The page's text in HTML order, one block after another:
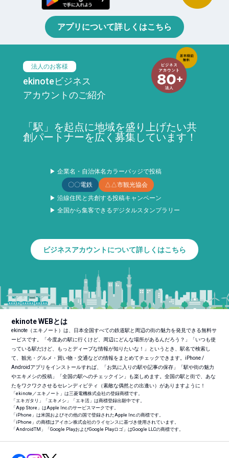
アプリについて詳しくはこちら
法人のお客様
ekinoteビジネス
アカウントのご紹介
「駅」を起点に地域を盛り上げたい共
創パートナーを広く募集しています！
▶ 企業名・自治体名カラーバッジで投稿
〇〇電鉄
△△市観光協会
▶ 沿線住民と共創する投稿キャンペーン
▶ 全国から集客できるデジタルスタンプラリー
ビジネスアカウントについて詳しくはこちら
ekinote WEBとは
ekinote（エキノート）は、日本全国すべての鉄道駅と周辺の街の魅力を発見できる無料サ
ービスです。「今度あの駅に行くけど、周辺にどんな場所があるんだろう？」「いつも使
っている駅だけど、もっとディープな情報が知りたいな！」というとき、駅名で検索し
て、観光・グルメ・買い物・交通などの情報をまとめてチェックできます。iPhone /
Androidアプリをインストールすれば、「お気に入りの駅や記事の保存」「駅や街の魅力
やエキメシの投稿」「全国の駅へのチェックイン」も楽しめます。全国の駅と街で、あな
たをワクワクさせるセレンディピティ（素敵な偶然との出逢い）がありますように！
「ekinote／エキノート」は三菱電機株式会社の登録商標です。
「エキガタリ」「エキメシ」「エキ活」は商標登録出願中です。
「App Store」はApple Inc.のサービスマークです。
「iPhone」は米国およびその他の国で登録されたApple Inc.の商標です。
「iPhone」の商標はアイホン株式会社のライセンスに基づき使用されています。
「AndroidTM 」「Google PlayおよびGoogle Playロゴ」はGoogle LLCの商標です。